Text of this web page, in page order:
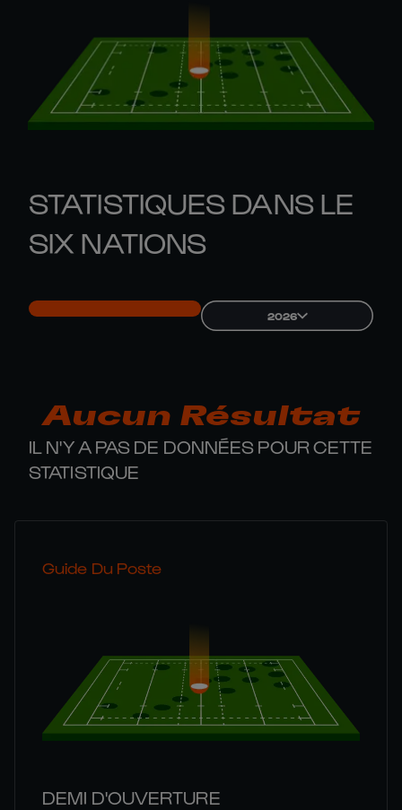
STATISTIQUES DANS LE
SIX NATIONS
2026
Aucun Résultat
IL N'Y A PAS DE DONNÉES POUR CETTE
STATISTIQUE
Guide Du Poste
DEMI D'OUVERTURE